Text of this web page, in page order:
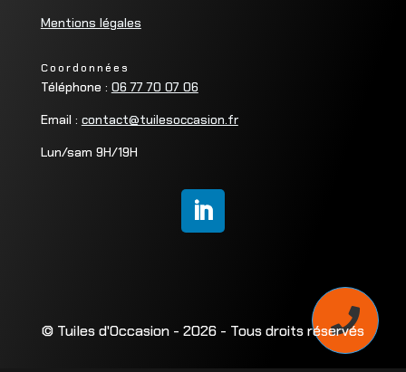
Mentions légales
Coordonnées
Téléphone : 06 77 70 07 06
Email : contact@tuilesoccasion.fr
Lun/sam 9H/19H

© Tuiles d'Occasion - 2026 - Tous droits réservés